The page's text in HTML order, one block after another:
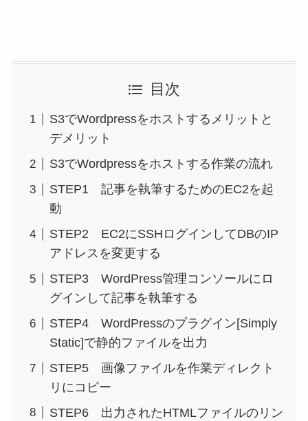
目次
S3でWordpressをホストするメリットと
デメリット
S3でWordpressをホストする作業の流れ
STEP1 記事を執筆するためのEC2を起
動
STEP2 EC2にSSHログインしてDBのIP
アドレスを変更する
STEP3 WordPress管理コンソールにロ
グインして記事を執筆する
STEP4 WordPressのプラグイン[Simply
Static]で静的ファイルを出力
STEP5 画像ファイルを作業ディレクト
リにコピー
STEP6 出力されたHTMLファイルのリン